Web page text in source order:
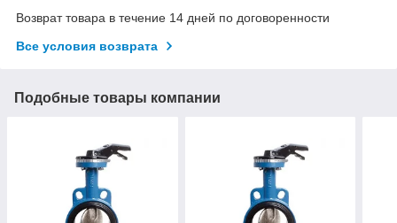
Возврат товара в течение 14 дней по договоренности
Все условия возврата
Подобные товары компании